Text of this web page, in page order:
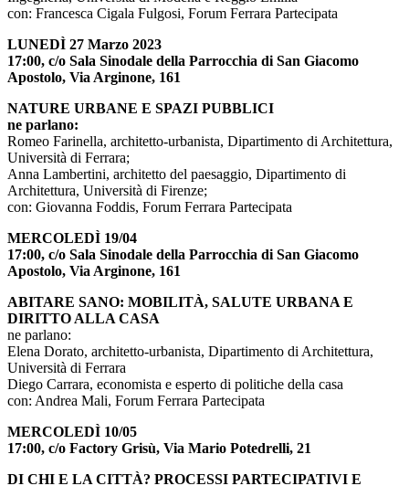
con: Francesca Cigala Fulgosi, Forum Ferrara Partecipata
LUNEDÌ 27 Marzo 2023
17:00, c/o Sala Sinodale della Parrocchia di San Giacomo
Apostolo, Via Arginone, 161
NATURE URBANE E SPAZI PUBBLICI
ne parlano:
Romeo Farinella, architetto-urbanista, Dipartimento di Architettura,
Università di Ferrara;
Anna Lambertini, architetto del paesaggio, Dipartimento di
Architettura, Università di Firenze;
con: Giovanna Foddis, Forum Ferrara Partecipata
MERCOLEDÌ 19/04
17:00, c/o Sala Sinodale della Parrocchia di San Giacomo
Apostolo, Via Arginone, 161
ABITARE SANO: MOBILITÀ, SALUTE URBANA E
DIRITTO ALLA CASA
ne parlano:
Elena Dorato, architetto-urbanista, Dipartimento di Architettura,
Università di Ferrara
Diego Carrara, economista e esperto di politiche della casa
con: Andrea Mali, Forum Ferrara Partecipata
MERCOLEDÌ 10/05
17:00, c/o Factory Grisù, Via Mario Potedrelli, 21
DI CHI E LA CITTÀ? PROCESSI PARTECIPATIVI E